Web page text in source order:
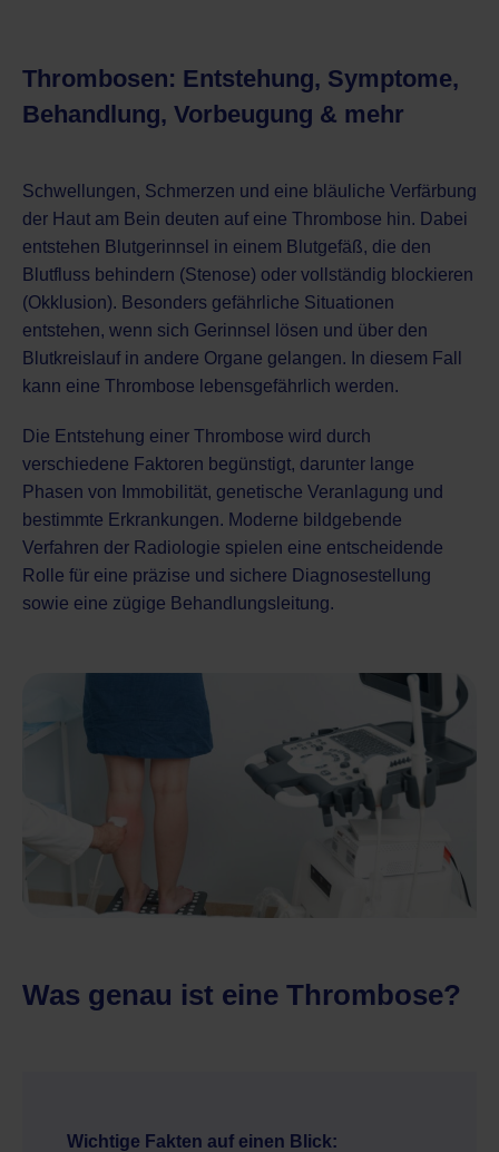
Thrombosen: Entstehung, Symptome,
Behandlung, Vorbeugung & mehr
Schwellungen, Schmerzen und eine bläuliche Verfärbung
der Haut am Bein deuten auf eine Thrombose hin. Dabei
entstehen Blutgerinnsel in einem Blutgefäß, die den
Blutfluss behindern (Stenose) oder vollständig blockieren
(Okklusion). Besonders gefährliche Situationen
entstehen, wenn sich Gerinnsel lösen und über den
Blutkreislauf in andere Organe gelangen. In diesem Fall
kann eine Thrombose lebensgefährlich werden.
Die Entstehung einer Thrombose wird durch
verschiedene Faktoren begünstigt, darunter lange
Phasen von Immobilität, genetische Veranlagung und
bestimmte Erkrankungen. Moderne bildgebende
Verfahren der Radiologie spielen eine entscheidende
Rolle für eine präzise und sichere Diagnosestellung
sowie eine zügige Behandlungsleitung.
Was genau ist eine Thrombose?
Wichtige Fakten auf einen Blick: